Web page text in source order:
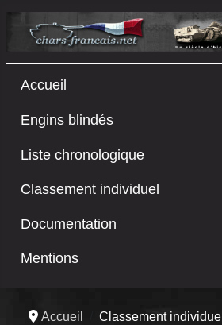
Accueil
Engins blindés
Liste chronologique
Classement individuel
Documentation
Mentions
Accueil
Classement individuel